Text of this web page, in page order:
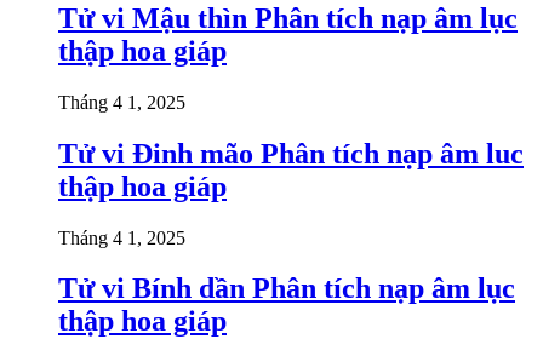
Tử vi Mậu thìn Phân tích nạp âm lục
thập hoa giáp
Tháng 4 1, 2025
Tử vi Đinh mão Phân tích nạp âm luc
thập hoa giáp
Tháng 4 1, 2025
Tử vi Bính dần Phân tích nạp âm lục
thập hoa giáp